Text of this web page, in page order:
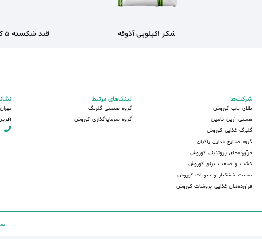
شکر 1کیلویی آذوقه قند شکسته 5 کیلویی آذوقه
شرکت‌ها
طلای ناب کوروش
هستی آرین تامین
گلبرگ غذایی کوروش
گروه صنایع غذایی پاکبان
فرآورده‌های پروتئینی کوروش
کشت و صنعت برنج کوروش
صنعت خشکبار و حبوبات کوروش
فرآورده‌های غذایی پروشات کوروش
لینک‌های مرتبط
گروه صنعتی گلرنگ
گروه سرمایه‌گذاری کوروش